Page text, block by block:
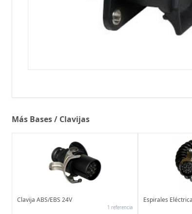
Más Bases / Clavijas
Clavija ABS/EBS 24V
1 referencia
Espirales